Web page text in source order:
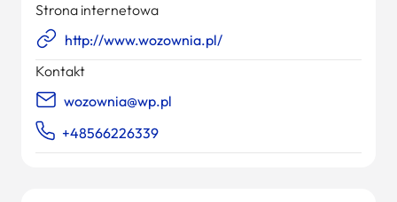
Strona internetowa
http://www.wozownia.pl/
Kontakt
wozownia@wp.pl
+48566226339